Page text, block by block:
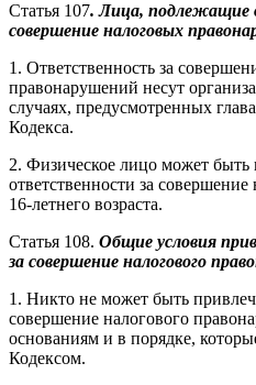
Статья 107. Лица, подлежащие
совершение налоговых
1. Ответственность за
правонарушений несут
случаях, предусмотренных
Кодекса.
2. Физическое лицо может быть
ответственности за
16-летнего возраста.
Статья 108. Общие условия
за совершение налогового
1. Никто не может быть
совершение налогового
основаниям и в порядке,
Кодексом.